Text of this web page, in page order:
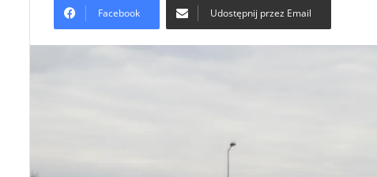
Facebook Udostępnij przez Email